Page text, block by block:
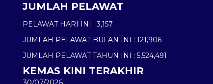
JUMLAH PELAWAT
PELAWAT HARI INI : 3,157
JUMLAH PELAWAT BULAN INI : 121,906
JUMLAH PELAWAT TAHUN INI : 5,524,491
KEMAS KINI TERAKHIR